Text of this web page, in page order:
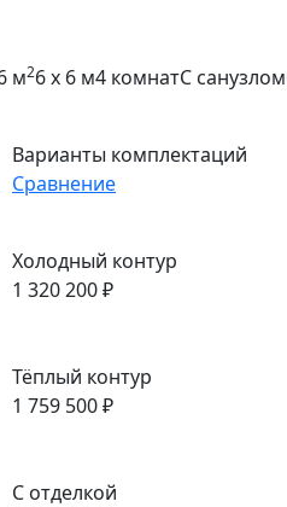
м26 x 6 м4 комнатС санузлом
Варианты комплектаций
Сравнение
Холодный контур
1 320 200 ₽
Тёплый контур
1 759 500 ₽
С отделкой